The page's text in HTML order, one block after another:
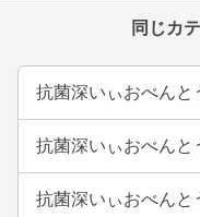
同じカ
抗菌深いぃおべんと
抗菌深いぃおべんと
抗菌深いぃおべんと